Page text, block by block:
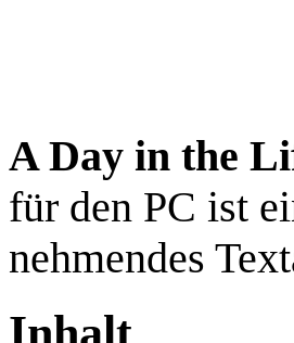
A Day in the
für den PC ist
nehmendes
Inhalt